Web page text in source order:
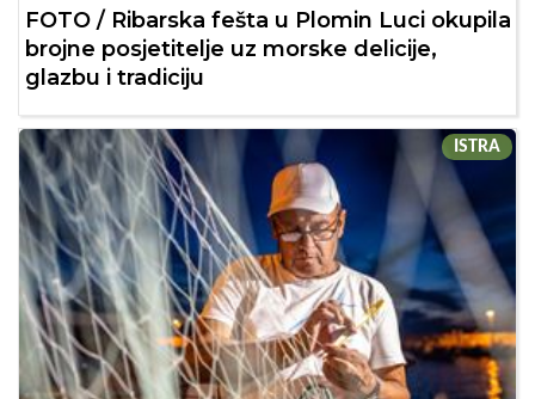
FOTO / Ribarska fešta u Plomin Luci okupila
brojne posjetitelje uz morske delicije,
glazbu i tradiciju
ISTRA